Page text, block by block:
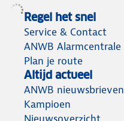
Regel het snel
Service & Contact
ANWB Alarmcentrale
Plan je route
Altijd actueel
ANWB nieuwsbrieven
Kampioen